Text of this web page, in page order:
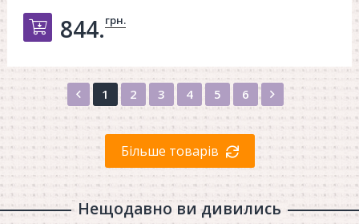
Добавить в корзину
844.грн.
Назад
1 2 3 4 5 6 Вперед
Більше товарів
Нещодавно ви дивились